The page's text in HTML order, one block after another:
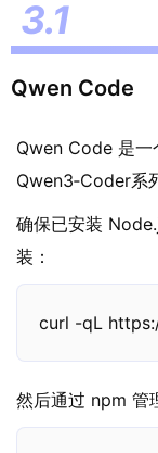
Qwen Code
Qwen Code 是一
Qwen3‑Coder系
确保已安装
装：
curl -qL
然后通过 npm 管